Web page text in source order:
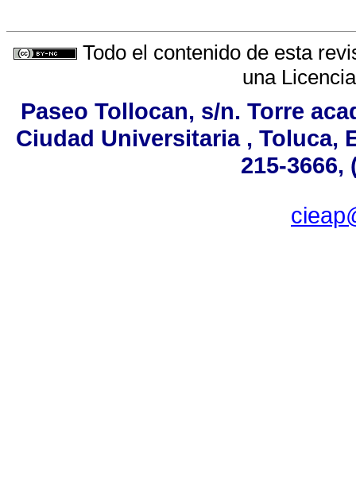
Todo el contenido de esta
una
Paseo Tollocan, s/n. Torre
Ciudad Universitaria , Toluca,
215-3666,